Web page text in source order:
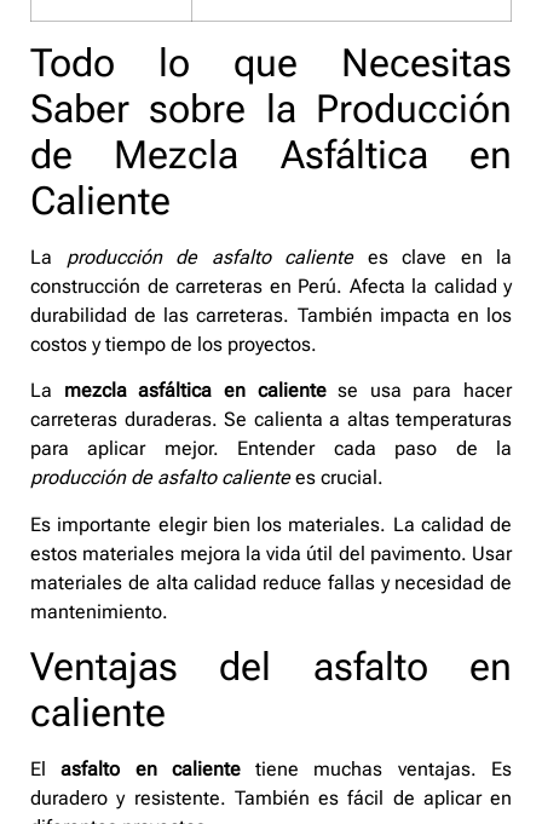
Todo lo que Necesitas
Saber sobre la Producción
de Mezcla Asfáltica en
Caliente
La producción de asfalto calientees clave en la
construcción de carreteras en Perú. Afecta la calidad y
durabilidad de las carreteras. También impacta en los
costos y tiempo de los proyectos.
La mezcla asfáltica en calientese usa para hacer
carreteras duraderas. Se calienta a altas temperaturas
para aplicar mejor. Entender cada paso de la
producción de asfalto calientees crucial.
Es importante elegir bien los materiales. La calidad de
estos materiales mejora la vida útil del pavimento. Usar
materiales de alta calidad reduce fallas y necesidad de
mantenimiento.
Ventajas del asfalto en
caliente
Elasfalto en calientetiene muchas ventajas. Es
duradero y resistente. También es fácil de aplicar en